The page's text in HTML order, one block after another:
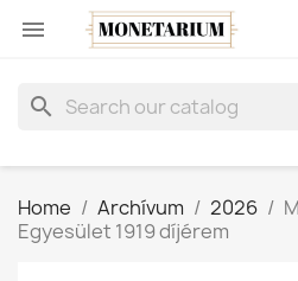

search
Home Archívum 2026
Egyesület 1919 díjérem